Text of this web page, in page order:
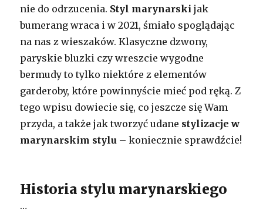
nie do odrzucenia. Styl marynarski jak
bumerang wraca i w 2021, śmiało spoglądając
na nas z wieszaków. Klasyczne dzwony,
paryskie bluzki czy wreszcie wygodne
bermudy to tylko niektóre z elementów
garderoby, które powinnyście mieć pod ręką. Z
tego wpisu dowiecie się, co jeszcze się Wam
przyda, a także jak tworzyć udane stylizacje w
marynarskim stylu – koniecznie sprawdźcie!
Historia stylu marynarskiego
…